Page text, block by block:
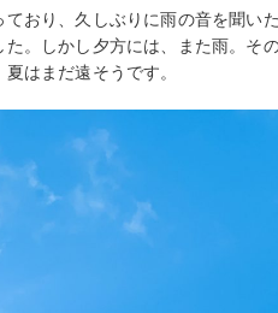
おり、久しぶりに雨の音を聞い
。しかし夕方には、また雨。そ
はまだ遠そうです。